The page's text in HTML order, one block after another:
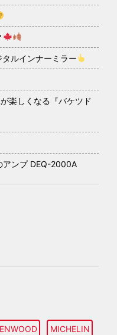
タルインナーミラー
楽しくなる『バケツド
アンプ DEQ-2000A
MICHELIN